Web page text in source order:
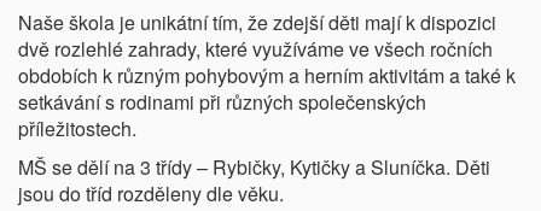
Naše škola je unikátní tím, že zdejší děti mají k dispozici
dvě rozlehlé zahrady, které využíváme ve všech ročních
obdobích k různým pohybovým a herním aktivitám a také k
setkávání s rodinami při různých společenských
příležitostech.
MŠ se dělí na 3 třídy – Rybičky, Kytičky a Sluníčka. Děti
jsou do tříd rozděleny dle věku.